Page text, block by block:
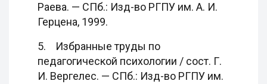
Раева. — СПб.: Изд-во РГПУ им. А. И.
Герцена, 1999.
5. Избранные труды по
педагогической психологии / сост. Г.
И. Вергелес. — СПб.: Изд-во РГПУ им.